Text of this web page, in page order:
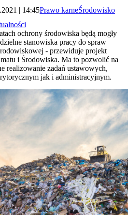
| 14:45Prawo karneŚrodowisko
ochrony środowiska będą mogły
stanowiska pracy do spraw
- przewiduje projekt
i Środowiska. Ma to pozwolić na
realizowanie zadań ustawowych,
jak i administracyjnym.